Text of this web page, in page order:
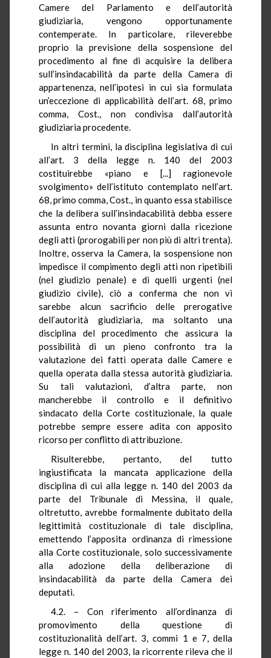
Camere del Parlamento e dell’autorità
giudiziaria, vengono opportunamente
contemperate. In particolare, rileverebbe
proprio la previsione della sospensione del
procedimento al fine di acquisire la delibera
sull’insindacabilità da parte della Camera di
appartenenza, nell’ipotesi in cui sia formulata
un’eccezione di applicabilità dell’art. 68, primo
comma, Cost., non condivisa dall’autorità
giudiziaria procedente.
In altri termini, la disciplina legislativa di cui
all’art. 3 della legge n. 140 del 2003
costituirebbe «piano e [...] ragionevole
svolgimento» dell’istituto contemplato nell’art.
68, primo comma, Cost., in quanto essa stabilisce
che la delibera sull’insindacabilità debba essere
assunta entro novanta giorni dalla ricezione
degli atti (prorogabili per non più di altri trenta).
Inoltre, osserva la Camera, la sospensione non
impedisce il compimento degli atti non ripetibili
(nel giudizio penale) e di quelli urgenti (nel
giudizio civile), ciò a conferma che non vi
sarebbe alcun sacrificio delle prerogative
dell’autorità giudiziaria, ma soltanto una
disciplina del procedimento che assicura la
possibilità di un pieno confronto tra la
valutazione dei fatti operata dalle Camere e
quella operata dalla stessa autorità giudiziaria.
Su tali valutazioni, d’altra parte, non
mancherebbe il controllo e il definitivo
sindacato della Corte costituzionale, la quale
potrebbe sempre essere adita con apposito
ricorso per conflitto di attribuzione.
Risulterebbe, pertanto, del tutto
ingiustificata la mancata applicazione della
disciplina di cui alla legge n. 140 del 2003 da
parte del Tribunale di Messina, il quale,
oltretutto, avrebbe formalmente dubitato della
legittimità costituzionale di tale disciplina,
emettendo l’apposita ordinanza di rimessione
alla Corte costituzionale, solo successivamente
alla adozione della deliberazione di
insindacabilità da parte della Camera dei
deputati.
4.2. – Con riferimento all’ordinanza di
promovimento della questione di
costituzionalità dell’art. 3, commi 1 e 7, della
legge n. 140 del 2003, la ricorrente rileva che il